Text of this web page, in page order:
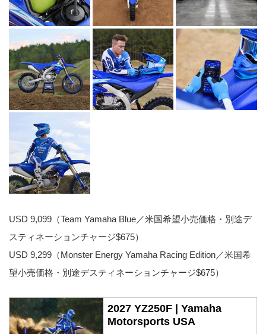
USD 9,099（Team Yamaha Blue／米国希望小売価格・別途デ
スティネーションチャージ$675）
USD 9,299（Monster Energy Yamaha Racing Edition／米国希
望小売価格・別途デスティネーションチャージ$675）
2027 YZ250F | Yamaha
Motorsports USA